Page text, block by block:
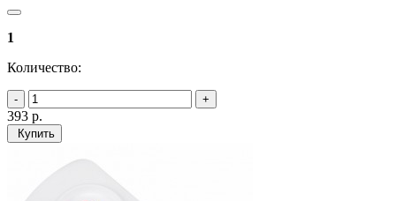
1
Количество:
393 р.
Купить